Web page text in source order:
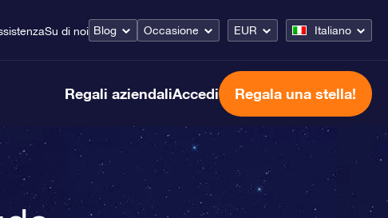
Su di noi Blog Occasione EUR Italiano
Regali aziendaliAccedi Regala una stella!